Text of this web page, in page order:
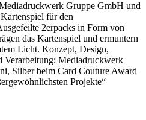
Gruppe GmbH und
für den
2erpacks in Form von
das Kartenspiel und ermuntern
Licht. Konzept, Design,
Verarbeitung: Mediadruckwerk
Silber beim Card Couture Award
Projekte“